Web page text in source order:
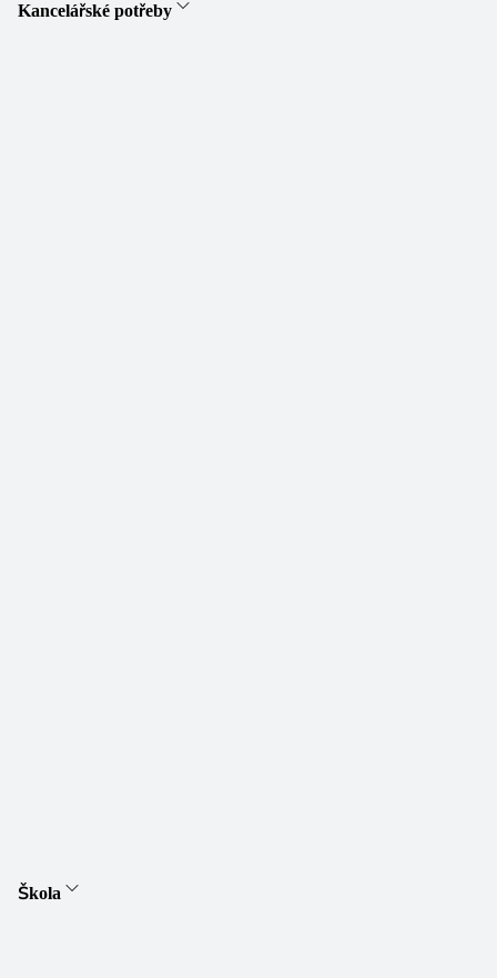
Kancelářské potřeby
Škola